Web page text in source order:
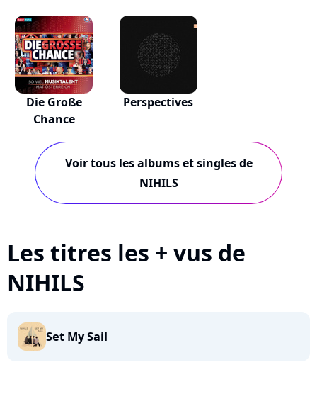
Die Große
Chance
Perspectives
Voir tous les albums et singles de
NIHILS
Les titres les + vus de
NIHILS
Set My Sail